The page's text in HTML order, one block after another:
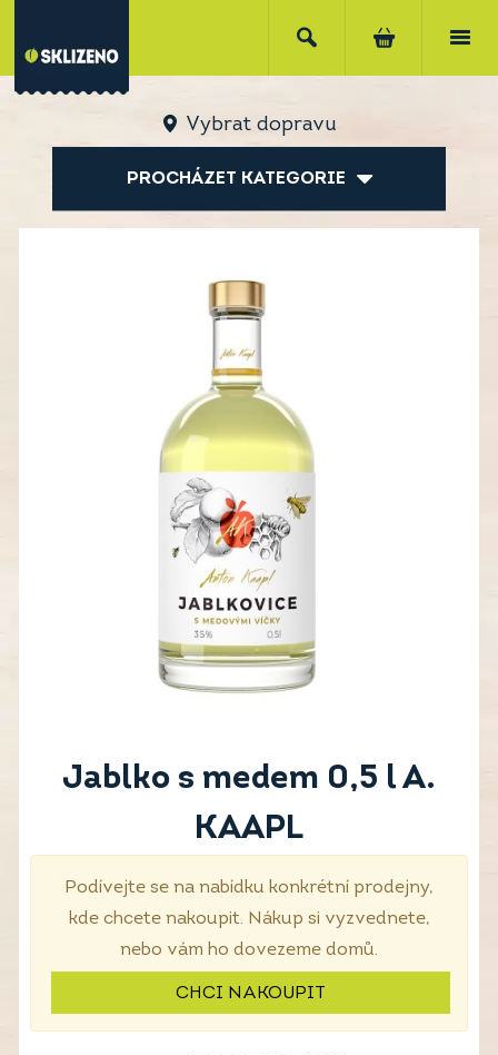
Vybrat dopravu
PROCHÁZET KATEGORIE
Jablko s medem 0,5 l A.
KAAPL
Podívejte se na nabídku konkrétní prodejny,
kde chcete nakoupit. Nákup si vyzvednete,
nebo vám ho dovezeme domů.
CHCI NAKOUPIT